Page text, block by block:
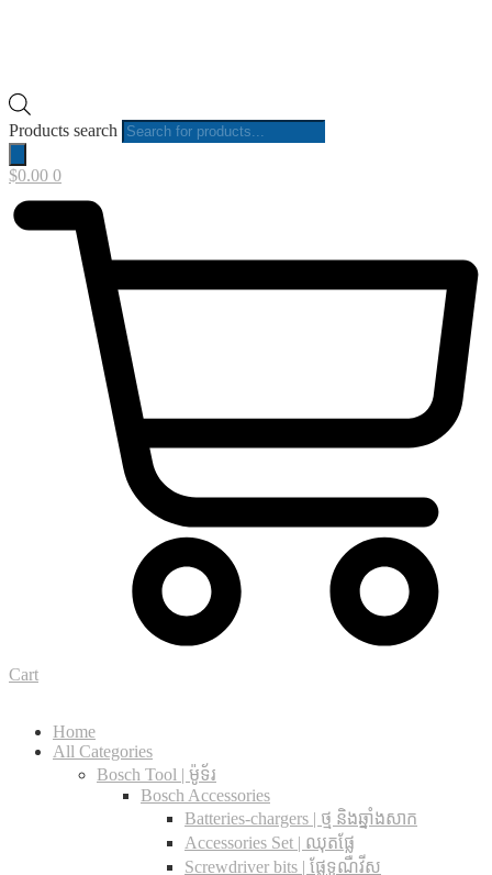
Products search
$0.00 0
Cart
Home
All Categories
Bosch Tool | ម៉ូទ័រ
Bosch Accessories
Batteries-chargers | ថ្ម និងឆ្នាំងសាក
Accessories Set | ឈុតផ្លែ
Screwdriver bits | ផ្លែទួណឺវីស